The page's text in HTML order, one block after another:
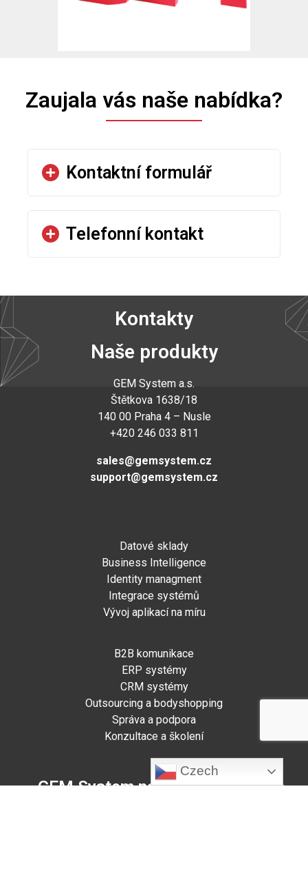
Zaujala vás naše nabídka?
Kontaktní formulář
Telefonní kontakt
Kontakty
Naše produkty
GEM System a.s.
Štětkova 1638/18
140 00 Praha 4 – Nusle
+420 246 033 811
sales@gemsystem.cz
support@gemsystem.cz
Datové sklady
Business Intelligence
Identity managment
Integrace systémů
Vývoj aplikací na míru
B2B komunikace
ERP systémy
CRM systémy
Outsourcing a bodyshopping
Správa a podpora
Konzultace a školení
GEM System na sociálních sítích -
Czech